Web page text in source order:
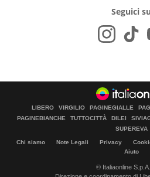
Seguici su
LIBERO VIRGILIO PAGINEGIALLE
PAGINEBIANCHE
TUTTOCITTÀ DILEI
SUPEREVA
Chi siamo Note Legali Privacy
Aiuto
© Italiaonline